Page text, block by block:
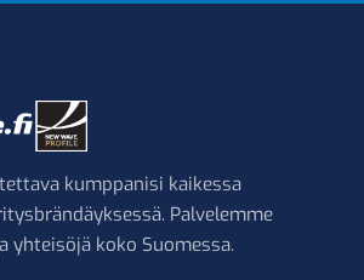
kumppanisi kaikessa
Palvelemme
yhteisöjä koko Suomessa.